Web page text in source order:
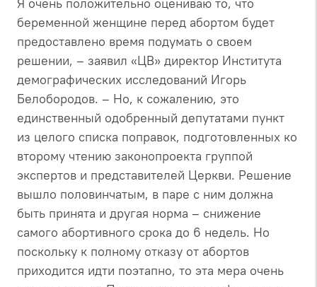
беременной женщине перед абортом будет
предоставлено время подумать о своем
решении, – заявил «ЦВ» директор Института
демографических исследований Игорь
Белобородов. – Но, к сожалению, это
единственный одобренный депутатами пункт
из целого списка поправок, подготовленных ко
второму чтению законопроекта группой
экспертов и представителей Церкви. Решение
вышло половинчатым, в паре с ним должна
быть принята и другая норма – снижение
самого абортивного срока до 6 недель. Но
поскольку к полному отказу от абортов
приходится идти поэтапно, то эта мера очень